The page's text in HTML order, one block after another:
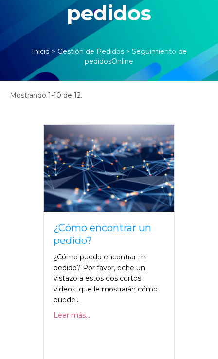
pedidos
Inicio > Gestión de Pedidos> Seguimiento de
pedidosOnline
Mostrando 1-10 de 12.
¿Cómo encontrar un
pedido?
¿Cómo puedo encontrar mi
pedido? Por favor, eche un
vistazo a estos dos cortos
videos, que le mostrarán cómo
puede...
Leer más...